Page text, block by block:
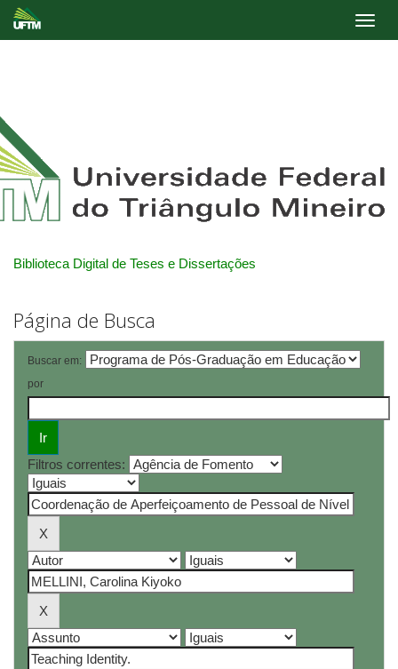
Biblioteca Digital de Teses e Dissertações
Página de Busca
Buscar em:
por
Filtros correntes: